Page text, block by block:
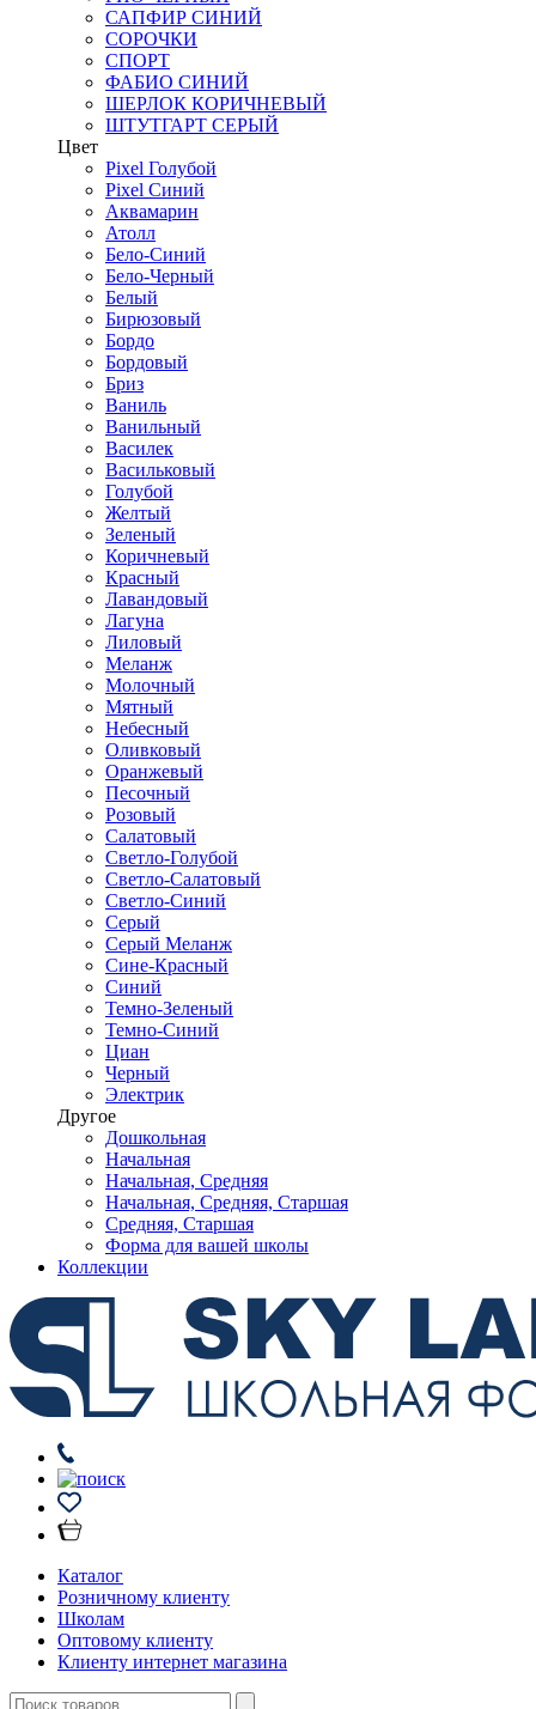
САПФИР СИНИЙ
СОРОЧКИ
СПОРТ
ФАБИО СИНИЙ
ШЕРЛОК КОРИЧНЕВЫЙ
ШТУТГАРТ СЕРЫЙ
Цвет
Pixel Голубой
Pixel Синий
Аквамарин
Атолл
Бело-Синий
Бело-Черный
Белый
Бирюзовый
Бордо
Бордовый
Бриз
Ваниль
Ванильный
Василек
Васильковый
Голубой
Желтый
Зеленый
Коричневый
Красный
Лавандовый
Лагуна
Лиловый
Меланж
Молочный
Мятный
Небесный
Оливковый
Оранжевый
Песочный
Розовый
Салатовый
Светло-Голубой
Светло-Салатовый
Светло-Синий
Серый
Серый Меланж
Сине-Красный
Синий
Темно-Зеленый
Темно-Синий
Циан
Черный
Электрик
Другое
Дошкольная
Начальная
Начальная, Средняя
Начальная, Средняя, Старшая
Средняя, Старшая
Форма для вашей школы
Коллекции
Каталог
Розничному клиенту
Школам
Оптовому клиенту
Клиенту интернет магазина